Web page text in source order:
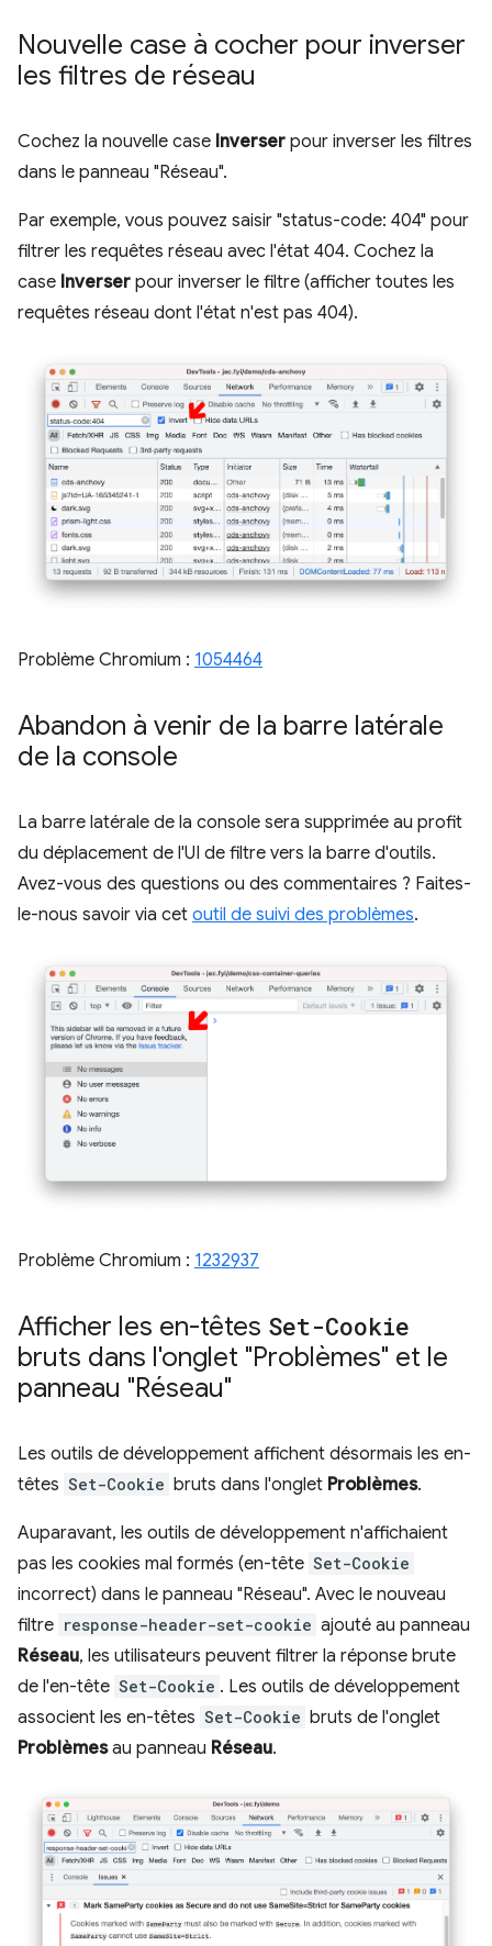
Nouvelle case à cocher pour inverser
les filtres de réseau
Cochez la nouvelle case Inverser pour inverser les filtres
dans le panneau "Réseau".
Par exemple, vous pouvez saisir "status-code: 404" pour
filtrer les requêtes réseau avec l'état 404. Cochez la
case Inverser pour inverser le filtre (afficher toutes les
requêtes réseau dont l'état n'est pas 404).
Problème Chromium : 1054464
Abandon à venir de la barre latérale
de la console
La barre latérale de la console sera supprimée au profit
du déplacement de l'UI de filtre vers la barre d'outils.
Avez-vous des questions ou des commentaires ? Faites-
le-nous savoir via cet outil de suivi des problèmes.
Problème Chromium : 1232937
Afficher les en-têtes Set-Cookie
bruts dans l'onglet "Problèmes" et le
panneau "Réseau"
Les outils de développement affichent désormais les en-
têtes Set-Cookie bruts dans l'onglet Problèmes.
Auparavant, les outils de développement n'affichaient
pas les cookies mal formés (en-tête Set-Cookie
incorrect) dans le panneau "Réseau". Avec le nouveau
filtre response-header-set-cookie ajouté au panneau
Réseau, les utilisateurs peuvent filtrer la réponse brute
de l'en-tête Set-Cookie . Les outils de développement
associent les en-têtes Set-Cookie bruts de l'onglet
Problèmesau panneau Réseau.